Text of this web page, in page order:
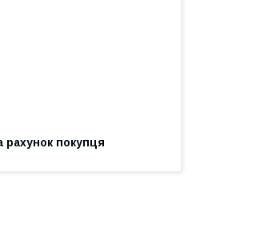
рахунок покупця